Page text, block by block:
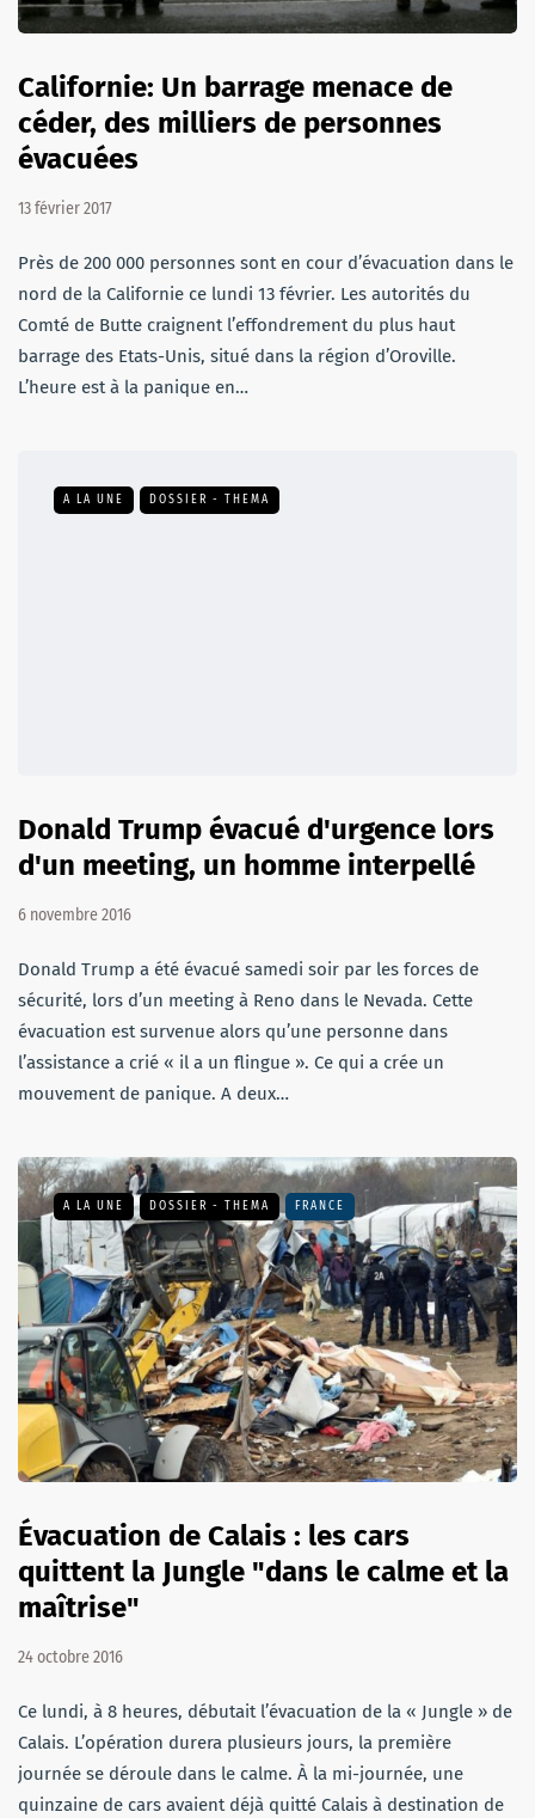
Californie: Un barrage menace de
céder, des milliers de personnes
évacuées
13 février 2017
Près de 200 000 personnes sont en cour d’évacuation dans le
nord de la Californie ce lundi 13 février. Les autorités du
Comté de Butte craignent l’effondrement du plus haut
barrage des Etats-Unis, situé dans la région d’Oroville.
L’heure est à la panique en…
A LA UNE DOSSIER - THEMA
Donald Trump évacué d'urgence lors
d'un meeting, un homme interpellé
6 novembre 2016
Donald Trump a été évacué samedi soir par les forces de
sécurité, lors d’un meeting à Reno dans le Nevada. Cette
évacuation est survenue alors qu’une personne dans
l’assistance a crié « il a un flingue ». Ce qui a crée un
mouvement de panique. A deux…
A LA UNE DOSSIER - THEMA FRANCE
Évacuation de Calais : les cars
quittent la Jungle "dans le calme et la
maîtrise"
24 octobre 2016
Ce lundi, à 8 heures, débutait l’évacuation de la « Jungle » de
Calais. L’opération durera plusieurs jours, la première
journée se déroule dans le calme. À la mi-journée, une
quinzaine de cars avaient déjà quitté Calais à destination de